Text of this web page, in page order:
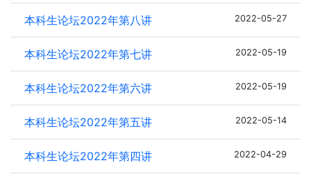
本科生论坛2022年第八讲 2022-05-27
本科生论坛2022年第七讲 2022-05-19
本科生论坛2022年第六讲 2022-05-19
本科生论坛2022年第五讲 2022-05-14
本科生论坛2022年第四讲 2022-04-29